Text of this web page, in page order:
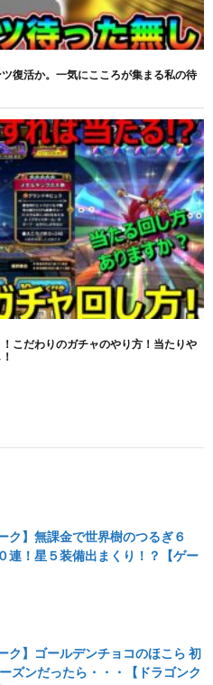
ク】無課金で世界樹のつるぎ６
連！星５装備出まくり！？【ゲー
ク】ゴールデンチョコのほこら 初
ズンだったら・・・【ドラゴンク